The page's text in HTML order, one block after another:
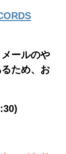
ールのや
ため、お